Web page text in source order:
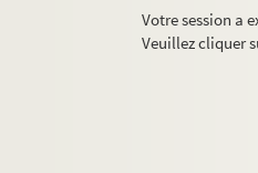
Votre session a
Veuillez cliquer